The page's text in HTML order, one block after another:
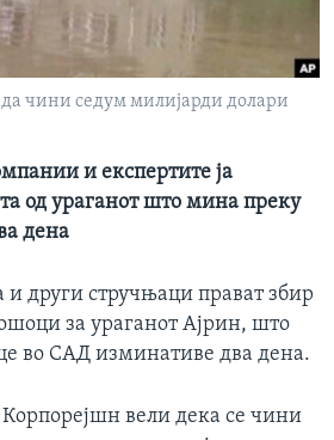
чини седум милијарди долари
и експертите ја
од ураганот што мина преку
дена
други стручњаци прават збир
за ураганот Ајрин, што
во САД изминативе два дена.
вели дека се чини